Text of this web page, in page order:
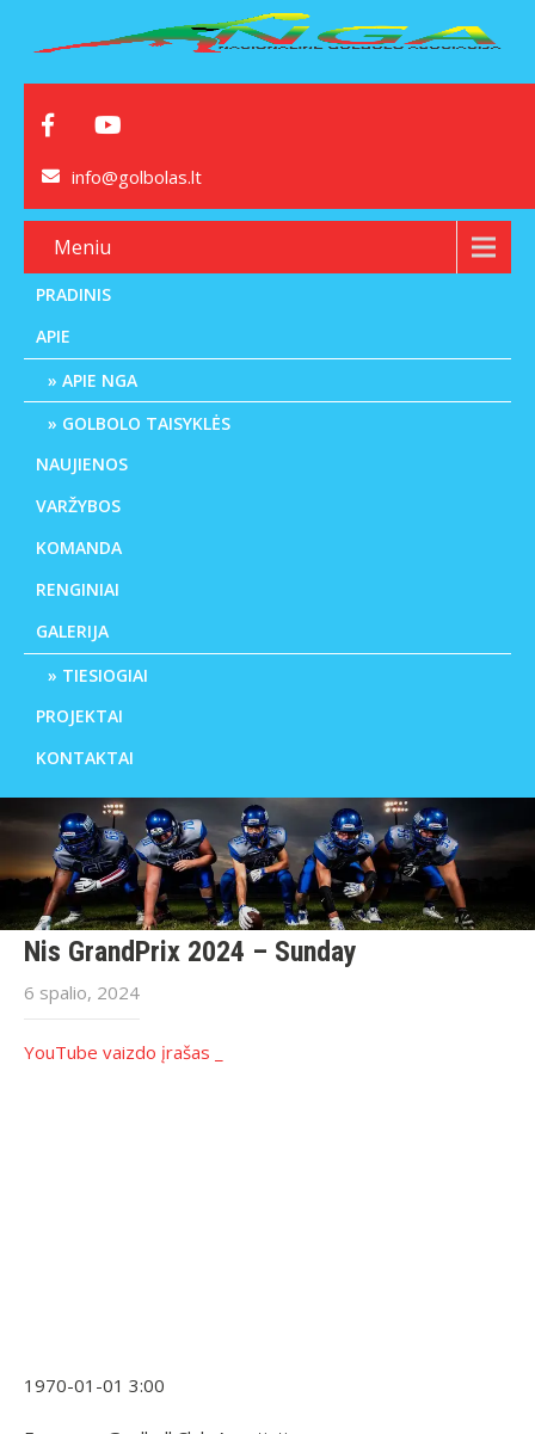
info@golbolas.lt
Meniu
PRADINIS
APIE
APIE NGA
GOLBOLO TAISYKLĖS
NAUJIENOS
VARŽYBOS
KOMANDA
RENGINIAI
GALERIJA
TIESIOGIAI
PROJEKTAI
KONTAKTAI
Nis GrandPrix 2024 – Sunday
6 spalio, 2024
YouTube vaizdo įrašas _
1970-01-01 3:00